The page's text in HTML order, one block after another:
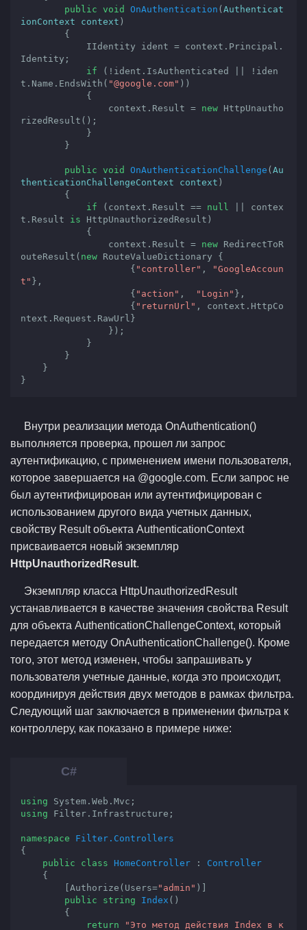
public void OnAuthentication ( Authenticat
ionContext context )
{
Identity;
if (!ident.IsAuthenticated || !iden
t.Name.EndsWith( "@google.com" ))
                context.Result =
new HttpUnautho
rizedResult();
public void OnAuthenticationChallenge ( Au
thenticationChallengeContext context )
{
if (context.Result == null || contex
t.Result is HttpUnauthorizedResult)
                context.Result =
new RedirectToR
outeResult( new RouteValueDictionary {
                    {
"controller" ,
"GoogleAccoun
t" },
                    {
"action" , "Login" },
                    {
"returnUrl" , context.HttpCo
ntext.Request.RawUrl}
}
Внутри реализации метода OnAuthentication()
выполняется проверка, прошел ли запрос
аутентификацию, с применением имени пользователя,
которое завершается на @google.com. Если запрос не
был аутентифицирован или аутентифицирован с
использованием другого вида учетных данных,
свойству Result объекта AuthenticationContext
присваивается новый экземпляр
HttpUnauthorizedResult.
Экземпляр класса HttpUnauthorizedResult
устанавливается в качестве значения свойства Result
для объекта AuthenticationChallengeContext, который
передается методу OnAuthenticationChallenge(). Кроме
того, этот метод изменен, чтобы запрашивать у
пользователя учетные данные, когда это происходит,
координируя действия двух методов в рамках фильтра.
Следующий шаг заключается в применении фильтра к
контроллеру, как показано в примере ниже:
using
using Filter.Infrastructure;
namespace
Filter.Controllers
{
public
class HomeController : Controller
        [Authorize(Users=
"admin" )]
public
string Index ( )
{
return
"Это метод действия Index в к